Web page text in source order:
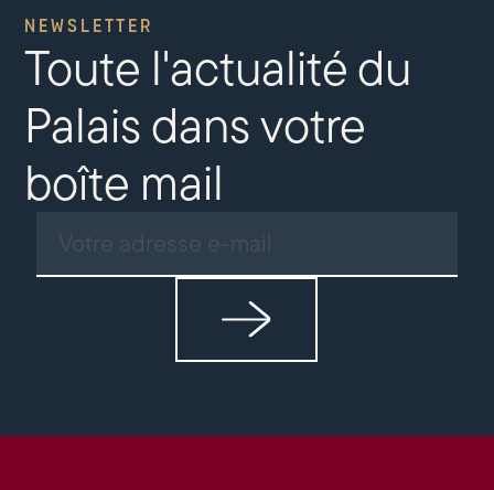
NEWSLETTER
Toute l'actualité du
Palais dans votre
boîte mail